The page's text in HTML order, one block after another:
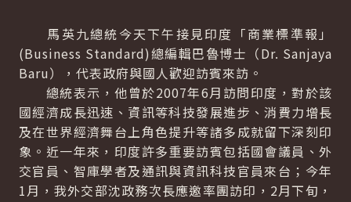
馬英九總統今天下午接見印度「商業標準報」
(Business Standard)總編輯巴魯博士（Dr. Sanjaya
Baru），代表政府與國人歡迎訪賓來訪。
總統表示，他曾於2007年6月訪問印度，對於該
國經濟成長迅速、資訊等科技發展進步、消費力增長
及在世界經濟舞台上角色提升等諸多成就留下深刻印
象。近一年來，印度許多重要訪賓包括國會議員、外
交官員、智庫學者及通訊與資訊科技官員來台；今年
1月，我外交部沈政務次長應邀率團訪印，2月下旬，